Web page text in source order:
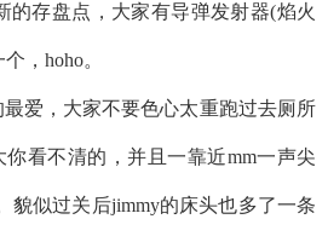
的存盘点，大家有导弹发射器(焰火
，hoho。
最爱，大家不要色心太重跑过去厕所
看不清的，并且一靠近mm一声尖
貌似过关后jimmy的床头也多了一条